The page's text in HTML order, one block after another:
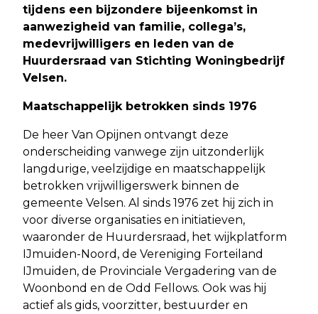
tijdens een bijzondere bijeenkomst in
aanwezigheid van familie, collega’s,
medevrijwilligers en leden van de
Huurdersraad van Stichting Woningbedrijf
Velsen.
Maatschappelijk betrokken sinds 1976
De heer Van Opijnen ontvangt deze
onderscheiding vanwege zijn uitzonderlijk
langdurige, veelzijdige en maatschappelijk
betrokken vrijwilligerswerk binnen de
gemeente Velsen. Al sinds 1976 zet hij zich in
voor diverse organisaties en initiatieven,
waaronder de Huurdersraad, het wijkplatform
IJmuiden-Noord, de Vereniging Forteiland
IJmuiden, de Provinciale Vergadering van de
Woonbond en de Odd Fellows. Ook was hij
actief als gids, voorzitter, bestuurder en